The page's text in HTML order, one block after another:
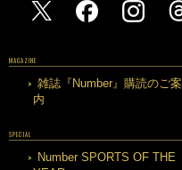
MAGAZINE
雑誌『Number』購読のご案
内
SPECIAL
Number SPORTS OF THE